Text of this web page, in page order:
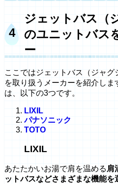
ジェットバス（
のユニットバス
ー
ここではジェットバス（ジャグ
を取り扱うメーカーを紹介し
は、以下の3つです。
LIXIL
パナソニック
TOTO
LIXIL
あたたかいお湯で肩を温める 肩
ットバスなどさまざまな機能を